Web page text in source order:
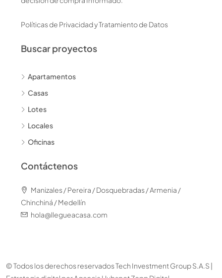
Políticas de Privacidad y Tratamiento de Datos
Buscar proyectos
Apartamentos
Casas
Lotes
Locales
Oficinas
Contáctenos
Manizales / Pereira / Dosquebradas / Armenia /
Chinchiná / Medellín
hola@llegueacasa.com
© Todos los derechos reservados Tech Investment Group S.A.S |